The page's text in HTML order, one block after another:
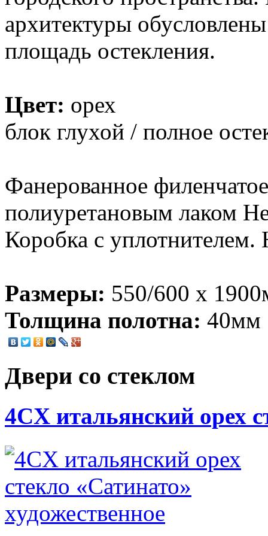
архитектуры
площадь остекления.
Цвет: орех
блок глухой / полное
Фанерованное
полиуретановым лаком
Коробка с
Размеры: 550/600 х
Толщина полотна: 40мм
Двери со стеклом
4CХ итальянский орех